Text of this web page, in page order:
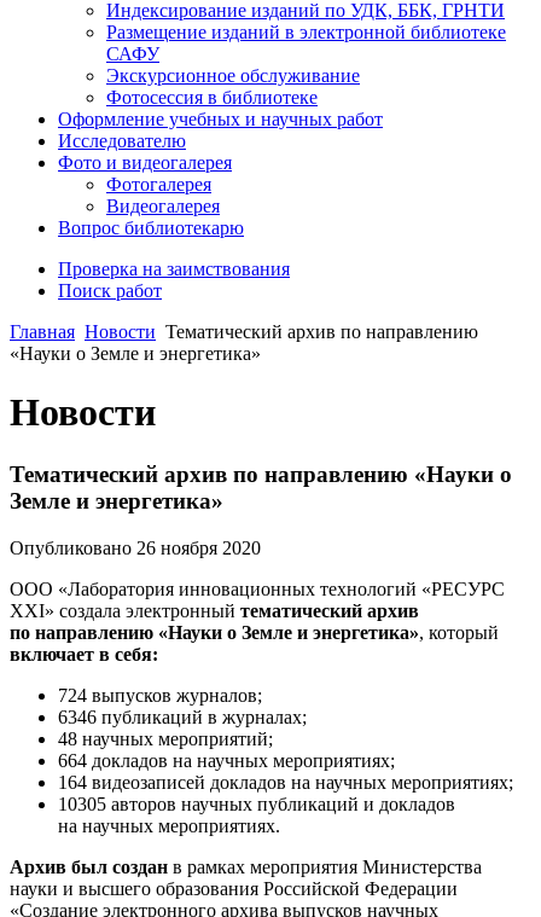
Индексирование изданий по УДК, ББК, ГРНТИ
Размещение изданий в электронной библиотеке
САФУ
Экскурсионное обслуживание
Фотосессия в библиотеке
Оформление учебных и научных работ
Исследователю
Фото и видеогалерея
Фотогалерея
Видеогалерея
Вопрос библиотекарю
Проверка на заимствования
Поиск работ
Главная Новости Тематический архив по направлению
«Науки о Земле и энергетика»
Новости
Тематический архив по направлению «Науки о
Земле и энергетика»
Опубликовано 26 ноября 2020
ООО «Лаборатория инновационных технологий «РЕСУРС
XXI» создала электронный тематический архив
по направлению «Науки о Земле и энергетика», который
включает в себя:
724 выпусков журналов;
6346 публикаций в журналах;
48 научных мероприятий;
664 докладов на научных мероприятиях;
164 видеозаписей докладов на научных мероприятиях;
10305 авторов научных публикаций и докладов
на научных мероприятиях.
Архив был создан в рамках мероприятия Министерства
науки и высшего образования Российской Федерации
«Создание электронного архива выпусков научных